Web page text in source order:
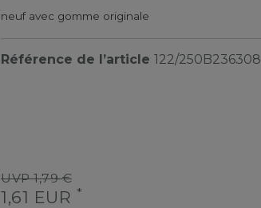
neuf avec gomme originale
Référence de l’article 122/250B236308
UVP 1,79 €
1,61 EUR *